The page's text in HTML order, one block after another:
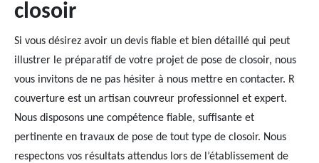
closoir
Si vous désirez avoir un devis fiable et bien détaillé qui peut
illustrer le préparatif de votre projet de pose de closoir, nous
vous invitons de ne pas hésiter à nous mettre en contacter. R
couverture est un artisan couvreur professionnel et expert.
Nous disposons une compétence fiable, suffisante et
pertinente en travaux de pose de tout type de closoir. Nous
respectons vos résultats attendus lors de l’établissement de